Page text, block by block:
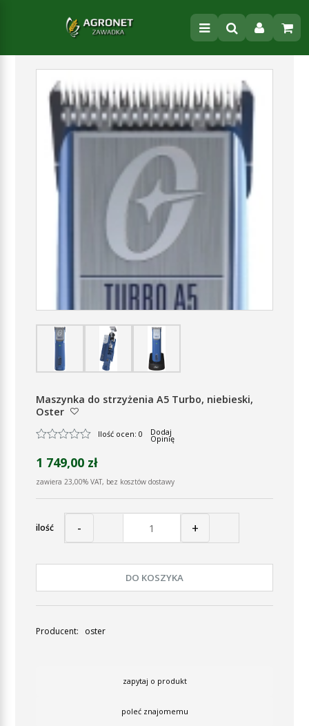
Maszynka do strzyżenia A5 Turbo, niebieski,
Oster
Ilość ocen: 0 Dodaj
Opinię
1 749,00 zł
zawiera 23,00% VAT, bez kosztów dostawy
ilość - +
DO KOSZYKA
Producent: oster
zapytaj o produkt
poleć znajomemu